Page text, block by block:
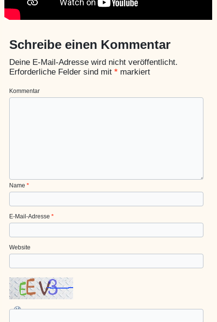
Schreibe einen Kommentar
Deine E-Mail-Adresse wird nicht veröffentlicht.
Erforderliche Felder sind mit* markiert
Kommentar
Name*
E-Mail-Adresse*
Website